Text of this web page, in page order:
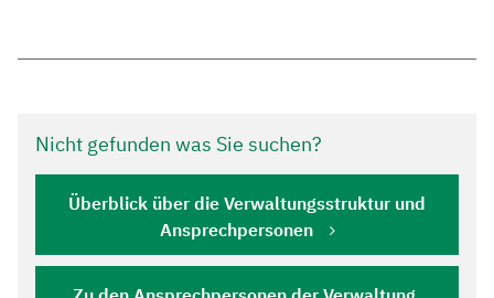
Nicht gefunden was Sie suchen?
Überblick über die Verwaltungsstruktur und
Ansprechpersonen